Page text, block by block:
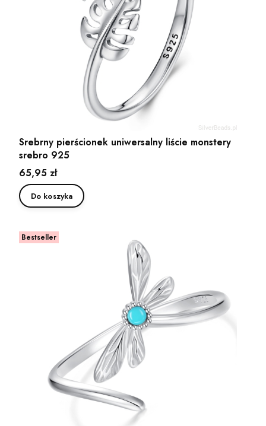
Srebrny pierścionek uniwersalny liście monstery
srebro 925
Cena
65,95 zł
Do koszyka
Bestseller